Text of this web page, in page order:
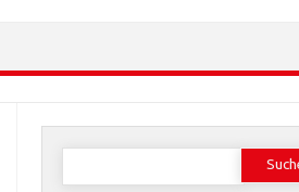
Suchen